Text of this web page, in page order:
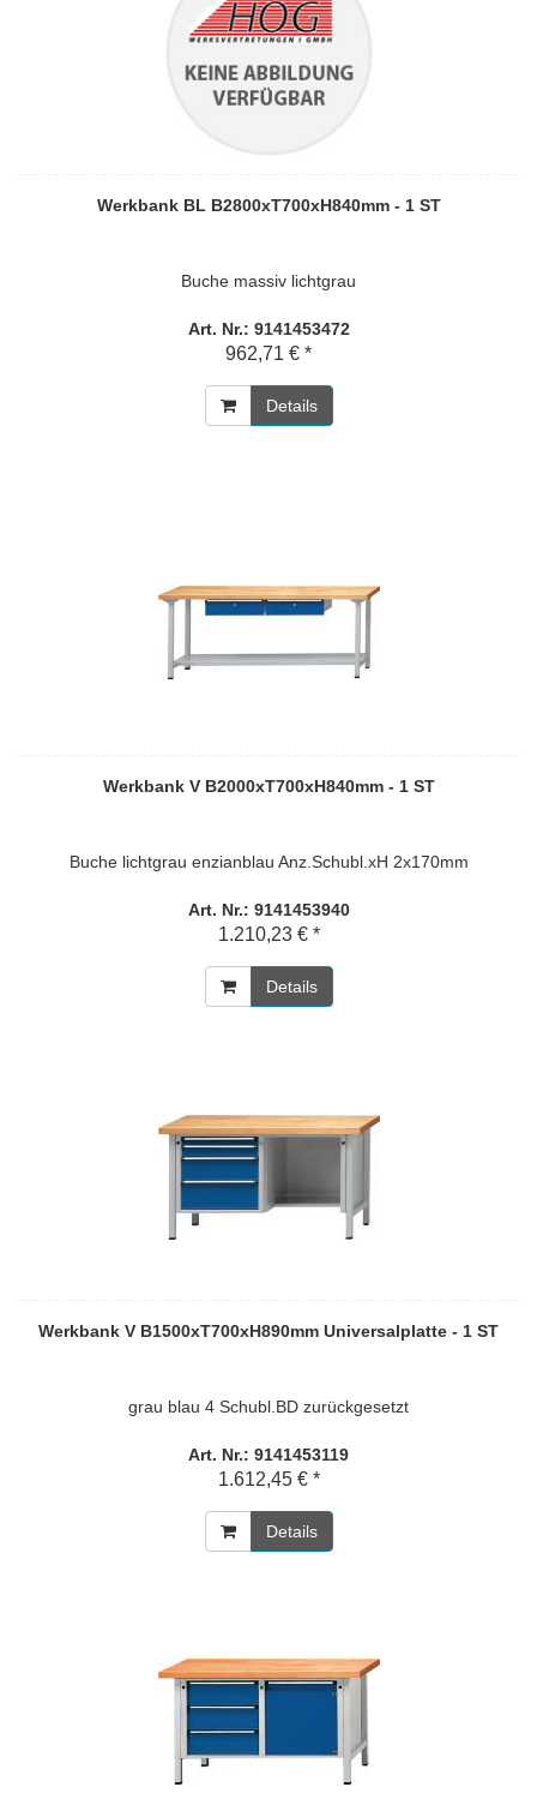
Werkbank BL B2800xT700xH840mm - 1 ST
Buche massiv lichtgrau
Art. Nr.: 9141453472
962,71 € *
Details
Werkbank V B2000xT700xH840mm - 1 ST
Buche lichtgrau enzianblau Anz.Schubl.xH 2x170mm
Art. Nr.: 9141453940
1.210,23 € *
Details
Werkbank V B1500xT700xH890mm Universalplatte - 1 ST
grau blau 4 Schubl.BD zurückgesetzt
Art. Nr.: 9141453119
1.612,45 € *
Details